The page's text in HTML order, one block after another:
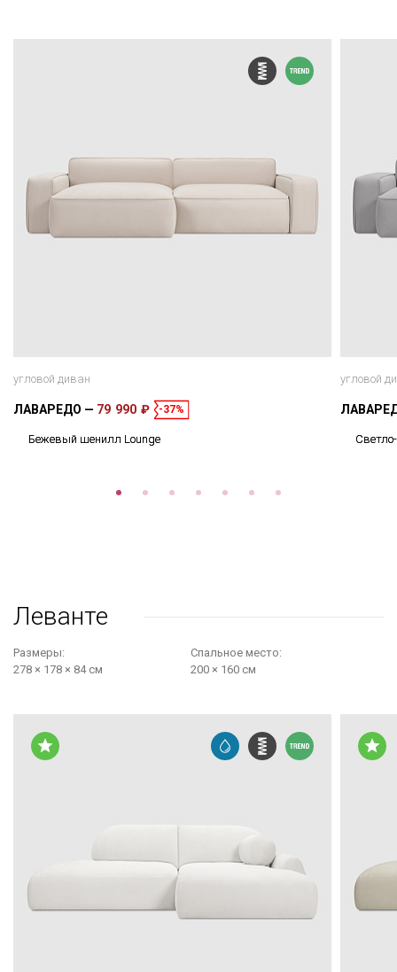
угловой диван
ЛАВАРЕДО 79 990 ₽ -37%
Бежевый шенилл Lounge
угловой
Леванте
Размеры:
278 × 178 × 84 см
Cпальное место:
200 × 160 см